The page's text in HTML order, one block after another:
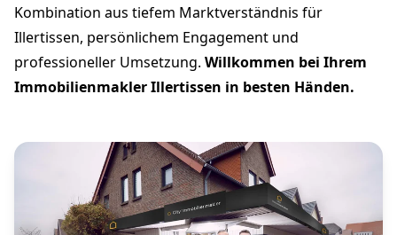
Kombination aus tiefem Marktverständnis für
Illertissen, persönlichem Engagement und
professioneller Umsetzung. Willkommen bei Ihrem
Immobilienmakler Illertissen in besten Händen.